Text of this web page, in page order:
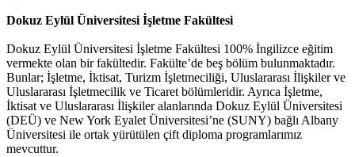
Dokuz Eylül Üniversitesiİşletme Fakültesi
Dokuz Eylül Üniversitesi İşletme Fakültesi 100% İngilizce eğitim
vermekte olan bir fakültedir. Fakülte’de beş bölüm bulunmaktadır.
Bunlar; İşletme, İktisat, Turizm İşletmeciliği, Uluslararası İlişkiler ve
Uluslararası İşletmecilik ve Ticaret bölümleridir. Ayrıca İşletme,
İktisat ve Uluslararası İlişkiler alanlarında Dokuz Eylül Üniversitesi
(DEÜ) ve New York Eyalet Üniversitesi’ne (SUNY) bağlı Albany
Üniversitesi ile ortak yürütülen çift diploma programlarımız
mevcuttur.